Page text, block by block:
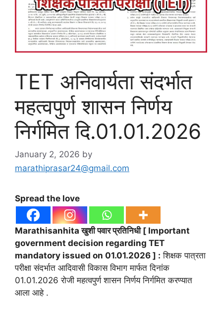
TET अनिवार्यता संदर्भात
महत्वपुर्ण शासन निर्णय
निर्गमित दि.01.01.2026
January 2, 2026 by
marathiprasar24@gmail.com
Spread the love
Marathisanhita खुशी पवार प्रतिनिधी [ Important
government decision regarding TET
mandatory issued on 01.01.2026 ] : शिक्षक पात्रता
परीक्षा संदर्भात आदिवासी विकास विभाग मार्फत दिनांक
01.01.2026 रोजी महत्वपुर्ण शासन निर्णय निर्गमित करण्यात
आला आहे .